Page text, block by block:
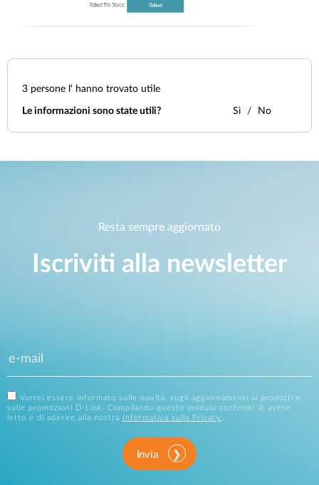
3 persone l' hanno trovato utile
Le informazioni sono state utili? Sì No
Resta sempre aggiornato
Iscriviti alla newsletter
Vorrei essere informato sulle novità, sugli aggiornamenti ai prodotti e
sulle promozioni D-Link. Compilando questo modulo confermi di avere
letto e di aderire alla nostra
Informativa sulla Privacy .
Invia